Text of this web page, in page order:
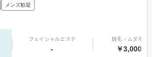
メンズ歓迎
フェイシャルエステ
-
脱毛・ムダ毛処
￥3,000～